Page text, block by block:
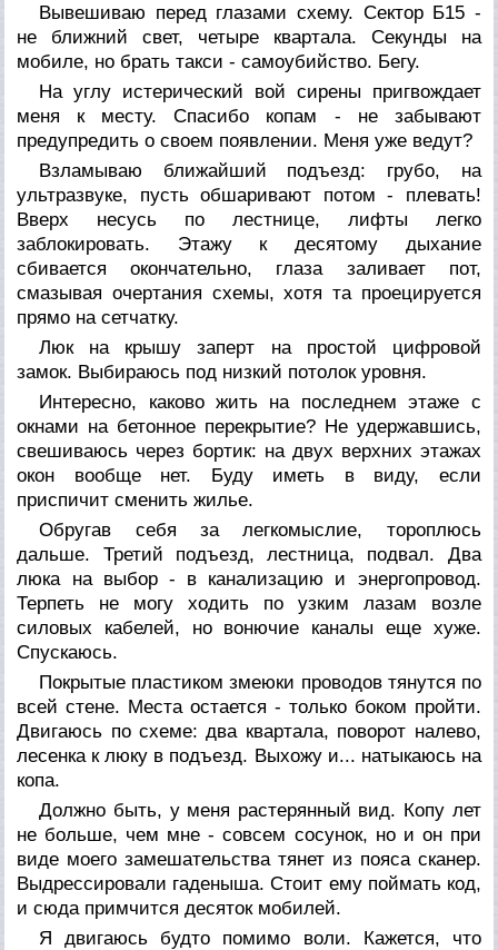
Вывешиваю перед глазами схему. Сектор Б15 -
не ближний свет, четыре квартала. Секунды на
мобиле, но брать такси - самоубийство. Бегу.
На углу истерический вой сирены пригвождает
меня к месту. Спасибо копам - не забывают
предупредить о своем появлении. Меня уже ведут?
Взламываю ближайший подъезд: грубо, на
ультразвуке, пусть обшаривают потом - плевать!
Вверх несусь по лестнице, лифты легко
заблокировать. Этажу к десятому дыхание
сбивается окончательно, глаза заливает пот,
смазывая очертания схемы, хотя та проецируется
прямо на сетчатку.
Люк на крышу заперт на простой цифровой
замок. Выбираюсь под низкий потолок уровня.
Интересно, каково жить на последнем этаже с
окнами на бетонное перекрытие? Не удержавшись,
свешиваюсь через бортик: на двух верхних этажах
окон вообще нет. Буду иметь в виду, если
приспичит сменить жилье.
Обругав себя за легкомыслие, тороплюсь
дальше. Третий подъезд, лестница, подвал. Два
люка на выбор - в канализацию и энергопровод.
Терпеть не могу ходить по узким лазам возле
силовых кабелей, но вонючие каналы еще хуже.
Спускаюсь.
Покрытые пластиком змеюки проводов тянутся по
всей стене. Места остается - только боком пройти.
Двигаюсь по схеме: два квартала, поворот налево,
лесенка к люку в подъезд. Выхожу и... натыкаюсь на
копа.
Должно быть, у меня растерянный вид. Копу лет
не больше, чем мне - совсем сосунок, но и он при
виде моего замешательства тянет из пояса сканер.
Выдрессировали гаденыша. Стоит ему поймать код,
и сюда примчится десяток мобилей.
Я двигаюсь будто помимо воли. Кажется, что